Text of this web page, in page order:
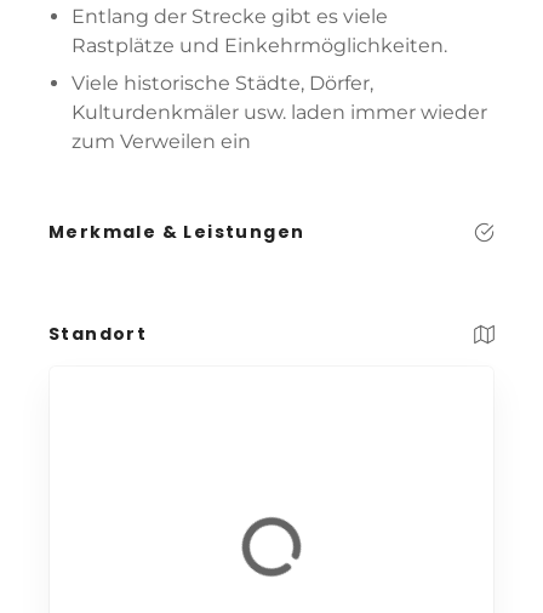
Entlang der Strecke gibt es viele
Rastplätze und Einkehrmöglichkeiten.
Viele historische Städte, Dörfer,
Kulturdenkmäler usw. laden immer wieder
zum Verweilen ein
Merkmale & Leistungen
Standort